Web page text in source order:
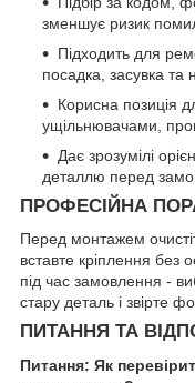
зменшує ризик
Підходить для
посадка, засувка та
Корисна позиція
ущільнювачами,
Дає зрозумілі
деталлю перед
ПРОФЕСІЙНА
Перед монтажем
вставте кріплення без
під час замовлення -
стару деталь і звірте
ПИТАННЯ ТА
Питання: Як